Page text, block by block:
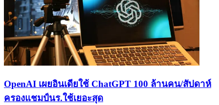
OpenAI เผยอินเดียใช้ ChatGPT 100 ล้านคน/สัปดาห์
ครองแชมป์นร.ใช้เยอะสุด